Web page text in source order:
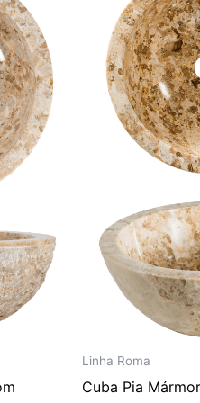
Linha Roma
Cuba Pia
era:
R$